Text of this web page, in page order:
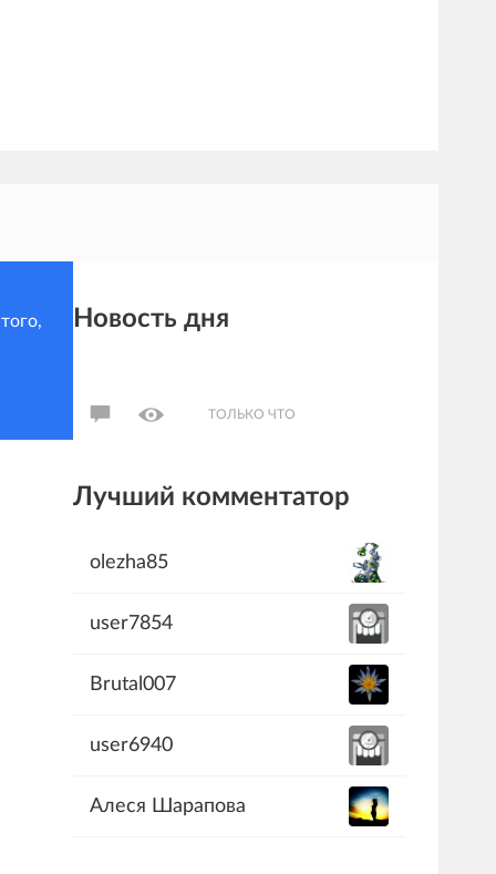
Новость дня
ТОЛЬКО ЧТО
Лучший комментатор
olezha85
user7854
Brutal007
user6940
Алеся Шарапова